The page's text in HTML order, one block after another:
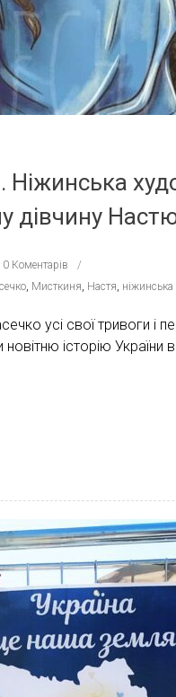
Ніжинська
дівчину
0 Коментарів
Мисткиня Настя
усі свої тривоги і
історію України